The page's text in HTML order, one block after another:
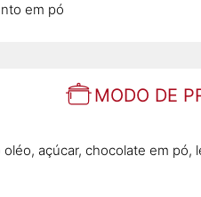
em pó
MODO DE
açúcar, chocolate em pó,